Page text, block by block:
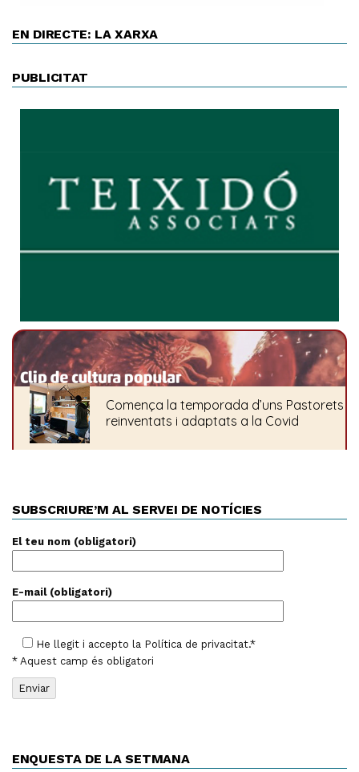
EN DIRECTE: LA XARXA
PUBLICITAT
SUBSCRIURE’M AL SERVEI DE NOTÍCIES
El teu nom (obligatori)
E-mail (obligatori)
He llegit i accepto la Política de privacitat.*
* Aquest camp és obligatori
ENQUESTA DE LA SETMANA